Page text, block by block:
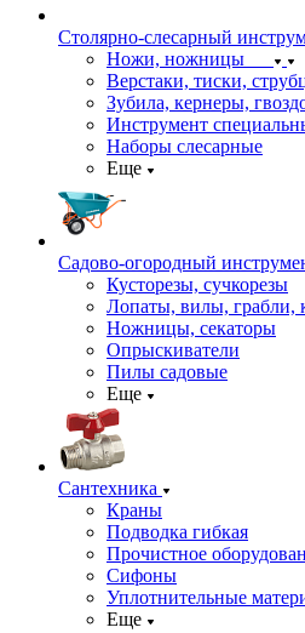
Столярно-слесарный
Ножи, ножницы
Верстаки, тиски,
Зубила, кернеры,
Инструмент
Наборы слесарные
Еще
Садово-огородный
Кусторезы, сучкорезы
Лопаты, вилы, грабли,
Ножницы, секаторы
Опрыскиватели
Пилы садовые
Еще
Сантехника
Краны
Подводка гибкая
Прочистное
Сифоны
Уплотнительные
Еще